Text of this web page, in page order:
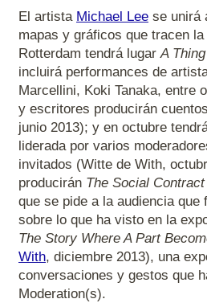
El artista Michael Lee se unirá
mapas y gráficos que tracen
Rotterdam tendrá lugarA
incluirá performances de
Marcellini, Koki Tanaka, entre
y escritores producirán
junio 2013); y en octubre
liderada por varios
invitados (Witte de With,
producirán The Social Contract
que se pide a la audiencia
sobre lo que ha visto en la
The Story Where A Part
With, diciembre 2013), una
conversaciones y gestos que
Moderation(s).